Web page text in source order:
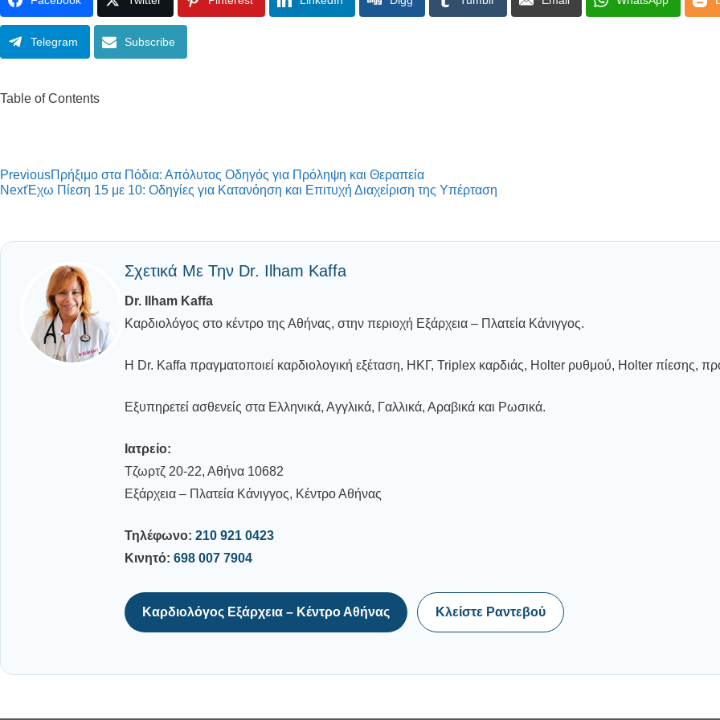
Telegram Subscribe
Table of Contents
PreviousΠρήξιμο στα Πόδια: Απόλυτος Οδηγός για Πρόληψη και Θεραπεία
NextΈχω Πίεση 15 με 10: Οδηγίες για Κατανόηση και Επιτυχή Διαχείριση της Υπέρταση
Σχετικά Με Την Dr. Ilham Kaffa
Dr. Ilham Kaffa
Καρδιολόγος στο κέντρο της Αθήνας, στην περιοχή Εξάρχεια – Πλατεία Κάνιγγος.
Η Dr. Kaffa πραγματοποιεί καρδιολογική εξέταση, ΗΚΓ, Triplex καρδιάς, Holter ρυθμού, Holter πίεσης,
Εξυπηρετεί ασθενείς στα Ελληνικά, Αγγλικά, Γαλλικά, Αραβικά και Ρωσικά.
Ιατρείο:
Τζωρτζ 20-22, Αθήνα 10682
Εξάρχεια – Πλατεία Κάνιγγος, Κέντρο Αθήνας
Τηλέφωνο: 210 921 0423
Κινητό: 698 007 7904
Καρδιολόγος Εξάρχεια – Κέντρο Αθήνας Κλείστε Ραντεβού